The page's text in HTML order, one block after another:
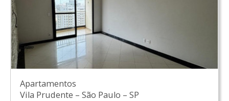
Apartamentos
Vila Prudente – São Paulo – SP